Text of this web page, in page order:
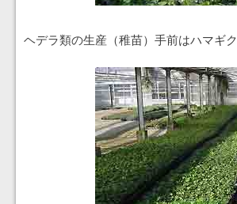
ヘデラ類の生産（稚苗）手前はハマギク